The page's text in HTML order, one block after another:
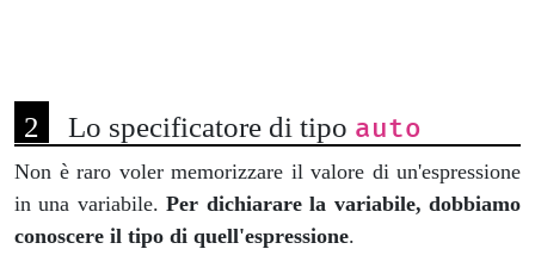
Lo specificatore di tipo auto
Non è raro voler memorizzare il valore di un'espressione
in una variabile.Per dichiarare la variabile, dobbiamo
conoscere il tipo di quell'espressione.